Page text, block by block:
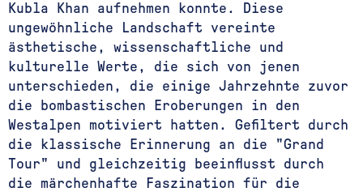
Kubla Khan aufnehmen konnte. Diese
ungewöhnliche Landschaft vereinte
ästhetische, wissenschaftliche und
kulturelle Werte, die sich von jenen
unterschieden, die einige Jahrzehnte zuvor
die bombastischen Eroberungen in den
Westalpen motiviert hatten. Gefiltert durch
die klassische Erinnerung an die "Grand
Tour" und gleichzeitig beeinflusst durch
die märchenhafte Faszination für die